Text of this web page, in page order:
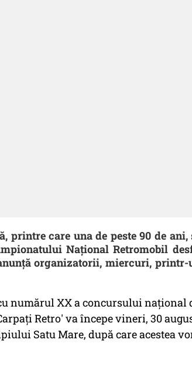
printre care una de peste 90 de
Naţional Retromobil
organizatorii, miercuri, printr-
numărul XX a concursului naţional
Retro' va începe vineri, 30
Satu Mare, după care acestea